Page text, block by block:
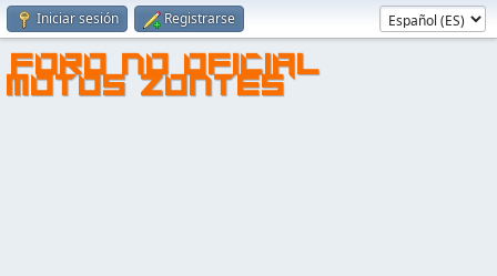
Iniciar sesión Registrarse
FORO NO OFICIAL
MOTOS ZONTES